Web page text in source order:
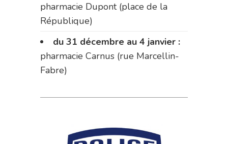
pharmacie Dupont (place de la
République)
du 31 décembre au 4 janvier :
pharmacie Carnus (rue Marcellin-
Fabre)